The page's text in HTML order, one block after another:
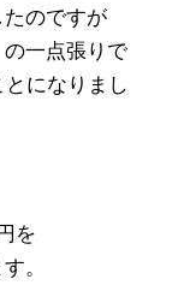
のですが
一点張りで
になりまし
を
。